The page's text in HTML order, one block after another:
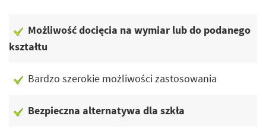
Możliwość docięcia na wymiar lub do podanego
kształtu
Bardzo szerokie możliwości zastosowania
Bezpieczna alternatywa dla szkła